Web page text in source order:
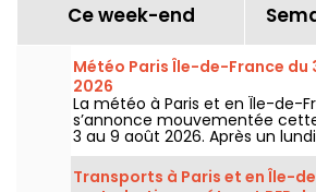
Ce week-end
Météo Paris Île-de-France du
2026
La météo à Paris et en Île-de-
s’annonce mouvementée
3 au 9 août 2026. Après un
marqué par un risque d’orages,
températures vont
avant le retour d’un temps
Transports à Paris et en Île-